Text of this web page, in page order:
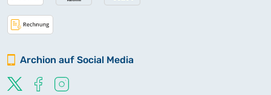
Archion auf Social Media